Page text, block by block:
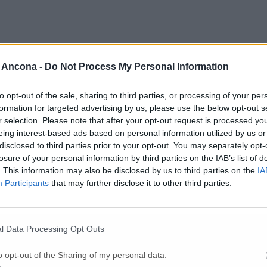
- Do Not Process My Personal Information
opt-out of the sale, sharing to third parties, or processing of your
for targeted advertising by us, please use the below opt-out
selection. Please note that after your opt-out request is processed
interest-based ads based on personal information utilized by us
to third parties prior to your opt-out. You may separately
of your personal information by third parties on the IAB’s list of
This information may also be disclosed by us to third parties on the
Participants that may further disclose it to other third parties.
Data Processing Opt Outs
opt-out of the Sharing of my personal data.
capitoli di spesa (come ad esempio quote dei mutui e costi del
del rinnovo contrattuale. Sono 98 i nuovi assunti nel 2024 (a
manutenzioni e decoro, sta il fatto che i settori dei tecnici,
stato avviato è quello della costituzione della nuova Azienda
e ad una gestione più virtuosa con diminuzione del costo del
votato entro il 31 dicembre, considerando per che gli atti vanno